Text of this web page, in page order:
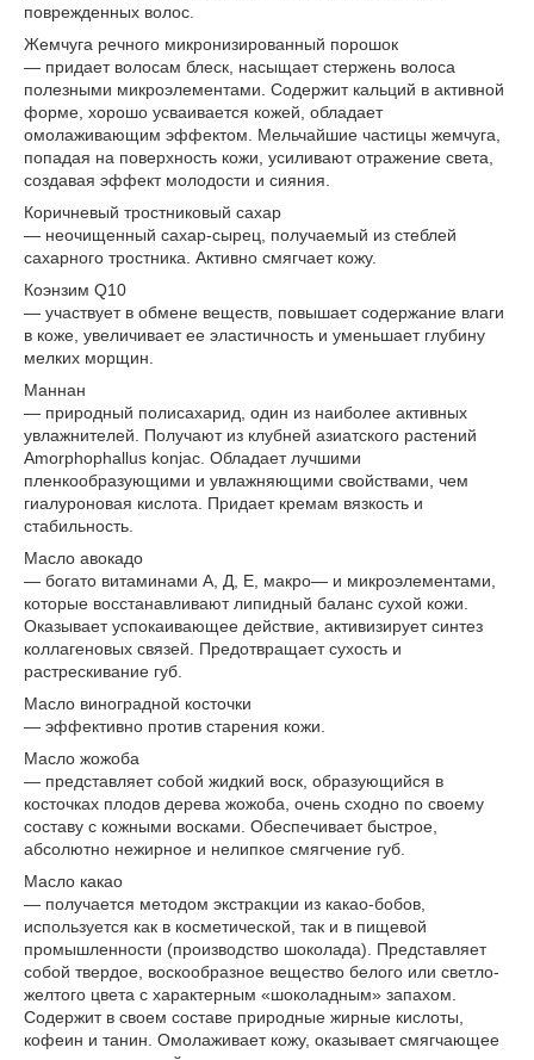
поврежденных волос.
Жемчуга речного микронизированный порошок
— придает волосам блеск, насыщает стержень волоса
полезными микроэлементами. Содержит кальций в активной
форме, хорошо усваивается кожей, обладает
омолаживающим эффектом. Мельчайшие частицы жемчуга,
попадая на поверхность кожи, усиливают отражение света,
создавая эффект молодости и сияния.
Коричневый тростниковый сахар
— неочищенный сахар-сырец, получаемый из стеблей
сахарного тростника. Активно смягчает кожу.
Коэнзим Q10
— участвует в обмене веществ, повышает содержание влаги
в коже, увеличивает ее эластичность и уменьшает глубину
мелких морщин.
Маннан
— природный полисахарид, один из наиболее активных
увлажнителей. Получают из клубней азиатского растений
Amorphophallus konjac. Обладает лучшими
пленкообразующими и увлажняющими свойствами, чем
гиалуроновая кислота. Придает кремам вязкость и
стабильность.
Масло авокадо
— богато витаминами А, Д, Е, макро— и микроэлементами,
которые восстанавливают липидный баланс сухой кожи.
Оказывает успокаивающее действие, активизирует синтез
коллагеновых связей. Предотвращает сухость и
растрескивание губ.
Масло виноградной косточки
— эффективно против старения кожи.
Масло жожоба
— представляет собой жидкий воск, образующийся в
косточках плодов дерева жожоба, очень сходно по своему
составу с кожными восками. Обеспечивает быстрое,
абсолютно нежирное и нелипкое смягчение губ.
Масло какао
— получается методом экстракции из какао-бобов,
используется как в косметической, так и в пищевой
промышленности (производство шоколада). Представляет
собой твердое, воскообразное вещество белого или светло-
желтого цвета с характерным «шоколадным» запахом.
Содержит в своем составе природные жирные кислоты,
кофеин и танин. Омолаживает кожу, оказывает смягчающее